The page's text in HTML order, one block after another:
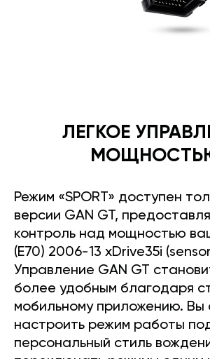
ЛЕГКОЕ
Режим «SPORT» доступен
версии GAN GT,
контроль над мощностью
(E70) 2006-13 xDrive35i
Управление GAN GT
более удобным благодаря
мобильному приложению. Вы
настроить режим работы
персональный стиль